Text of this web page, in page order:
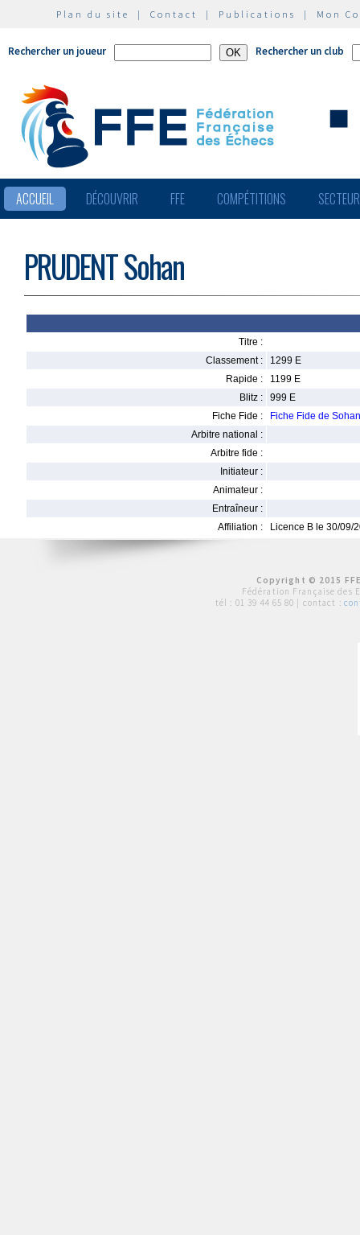
Plan du site | Contact | Publications | Mon
Rechercher un joueur Rechercher un club
ACCUEIL DÉCOUVRIR FFE COMPÉTITIONS
PRUDENT Sohan
Titre :
Classement :
1299 E
Rapide :
1199 E
Blitz :
999 E
Fiche Fide :
Fiche Fide de
Arbitre national :
Arbitre fide :
Initiateur :
Animateur :
Entraîneur :
Affiliation :
Licence B le 30/09/
Copyright © 2015
Fédération Française des
tél : 01 39 44 65 80 | contact :